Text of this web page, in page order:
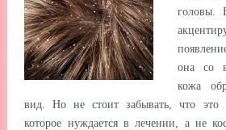
головы.
она со
кожа
вид. Но не стоит забывать, что это
которое нуждается в лечении, а не